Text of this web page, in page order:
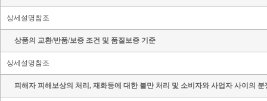
상세설명참조
상품의 교환/반품/보증 조건 및 품질보증 기준
상세설명참조
피해자 피해보상의 처리, 재화등에 대한 불만 처리 및 소비자와 사업자 사이의